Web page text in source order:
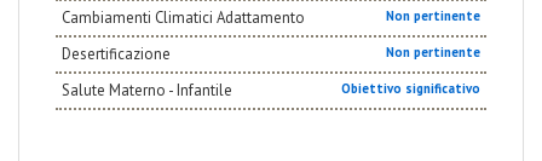
Cambiamenti Climatici Adattamento Non pertinente
Desertificazione Non pertinente
Salute Materno - Infantile Obiettivo significativo